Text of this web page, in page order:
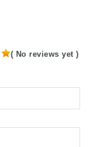
( No reviews yet )